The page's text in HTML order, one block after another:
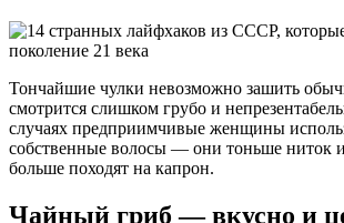
Тончайшие чулки невозможно зашить
смотрится слишком грубо и
случаях предприимчивые женщины
собственные волосы — они тоньше ниток
больше походят на капрон.
Чайный гриб — вкусно и